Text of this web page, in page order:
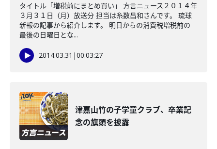
タイトル「増税前にまとめ買い」 方言ニュース２０１４年
３月３１日（月）放送分 担当は糸数昌和さんです。 琉球
新報の記事から紹介します。 明日からの消費税増税前の
最後の日曜日とな...
2014.03.31 |00:03:27
津嘉山竹の子学童クラブ、卒業記
念の旗頭を披露